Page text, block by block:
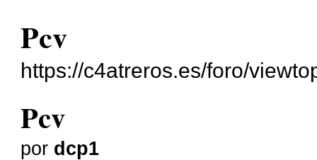
Pcv
https://c4atreros.es/foro/
Pcv
por dcp1